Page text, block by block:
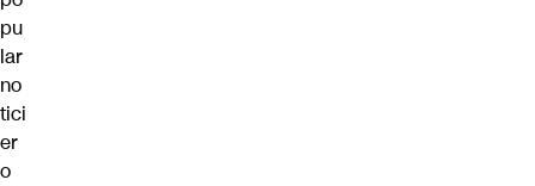
pu
lar
no
tici
er
o